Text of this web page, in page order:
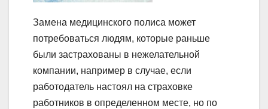
Замена медицинского полиса может
потребоваться людям, которые раньше
были застрахованы в нежелательной
компании, например в случае, если
работодатель настоял на страховке
работников в определенном месте, но по